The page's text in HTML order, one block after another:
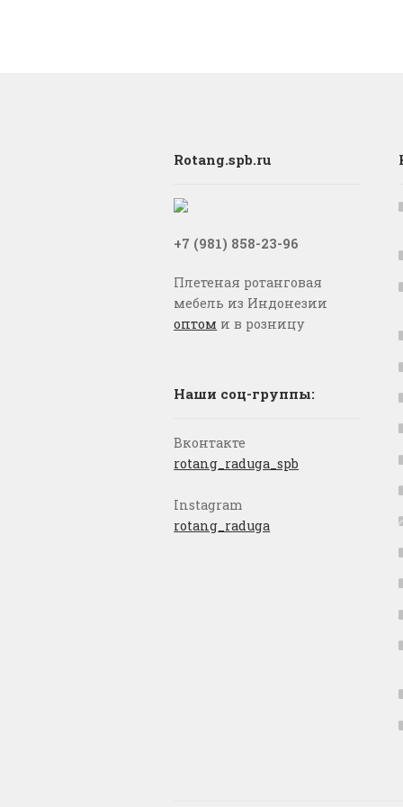
Rotang.spb.ru
+7 (981) 858-23-96
Плетеная ротанговая
мебель из Индонезии
оптом и в розницу
Наши соц-группы:
Вконтакте
rotang_raduga_spb
Instagram
rotang_raduga